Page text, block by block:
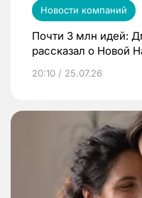
Новости компаний
Почти 3 млн идей:
рассказал о Новой
20:10 / 25.07.26